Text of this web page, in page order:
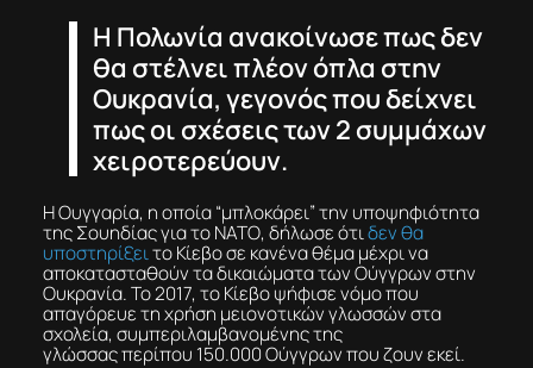
Η Πολωνία ανακοίνωσε πως δεν
θα στέλνει πλέον όπλα στην
Ουκρανία, γεγονός που δείχνει
πως οι σχέσεις των 2 συμμάχων
χειροτερεύουν.
Η Ουγγαρία, η οποία “μπλοκάρει” την υποψηφιότητα
της Σουηδίας για το ΝΑΤΟ, δήλωσε ότιδεν θα
υποστηρίξειτο Κίεβο σε κανένα θέμα μέχρι να
αποκατασταθούν τα δικαιώματα των Ούγγρων στην
Ουκρανία. Το 2017, το Κίεβο ψήφισε νόμο που
απαγόρευε τη χρήση μειονοτικών γλωσσών στα
σχολεία, συμπεριλαμβανομένης της
γλώσσας περίπου 150.000 Ούγγρων που ζουν εκεί.